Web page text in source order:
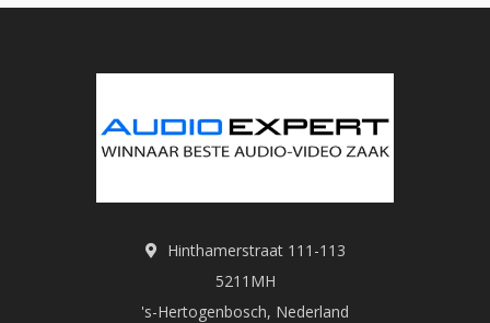
Hinthamerstraat 111-113
5211MH
's-Hertogenbosch, Nederland